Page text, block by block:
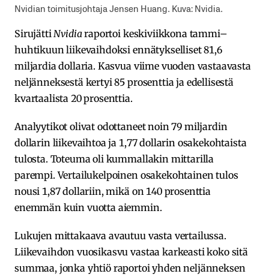
Nvidian toimitusjohtaja Jensen Huang. Kuva: Nvidia.
Sirujätti Nvidiaraportoi keskiviikkona tammi–
huhtikuun liikevaihdoksi ennätykselliset 81,6
miljardia dollaria. Kasvua viime vuoden vastaavasta
neljänneksestä kertyi 85 prosenttia ja edellisestä
kvartaalista 20 prosenttia.
Analyytikot olivat odottaneet noin 79 miljardin
dollarin liikevaihtoa ja 1,77 dollarin osakekohtaista
tulosta. Toteuma oli kummallakin mittarilla
parempi. Vertailukelpoinen osakekohtainen tulos
nousi 1,87 dollariin, mikä on 140 prosenttia
enemmän kuin vuotta aiemmin.
Lukujen mittakaava avautuu vasta vertailussa.
Liikevaihdon vuosikasvu vastaa karkeasti koko sitä
summaa, jonka yhtiö raportoi yhden neljänneksen